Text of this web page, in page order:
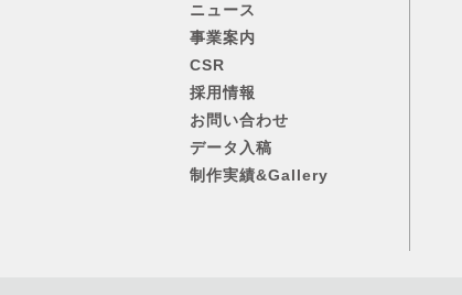
ニュース
事業案内
CSR
採用情報
お問い合わせ
データ入稿
制作実績&Gallery